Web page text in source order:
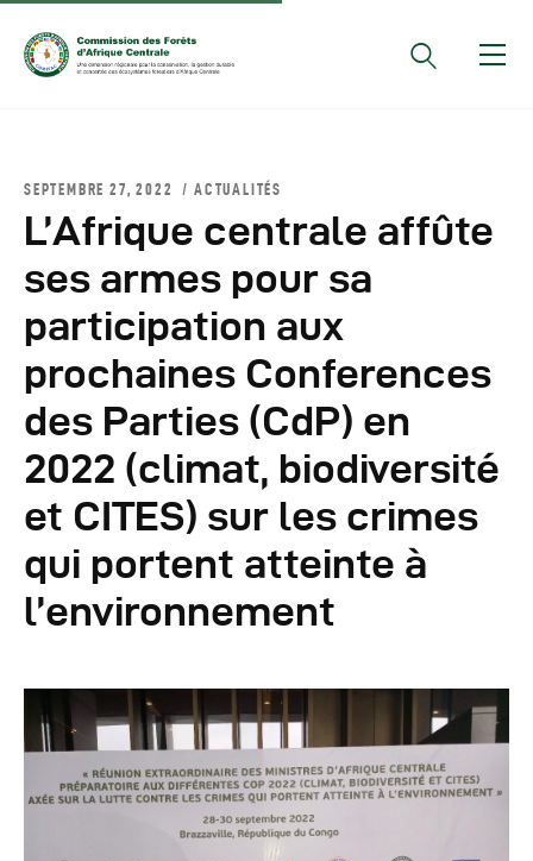
Conseils Des Ministres
Comptes Rendus De
Réunions Sous-
Régionales
Rapports
Publications
COMIFAC Newsletter
Réunions Réseaux
CEFDHAC
SEPTEMBRE 27, 2022 ACTUALITÉS
L’Afrique centrale affûte
ses armes pour sa
participation aux
prochaines Conferences
des Parties (CdP) en
2022 (climat, biodiversité
et CITES) sur les crimes
qui portent atteinte à
l’environnement